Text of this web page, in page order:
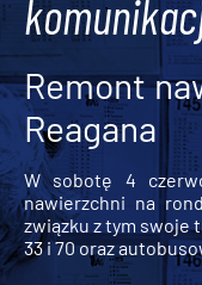
Remont
Reagana
W sobotę 4
nawierzchni na
związku z tym swoje
33 i 70 oraz